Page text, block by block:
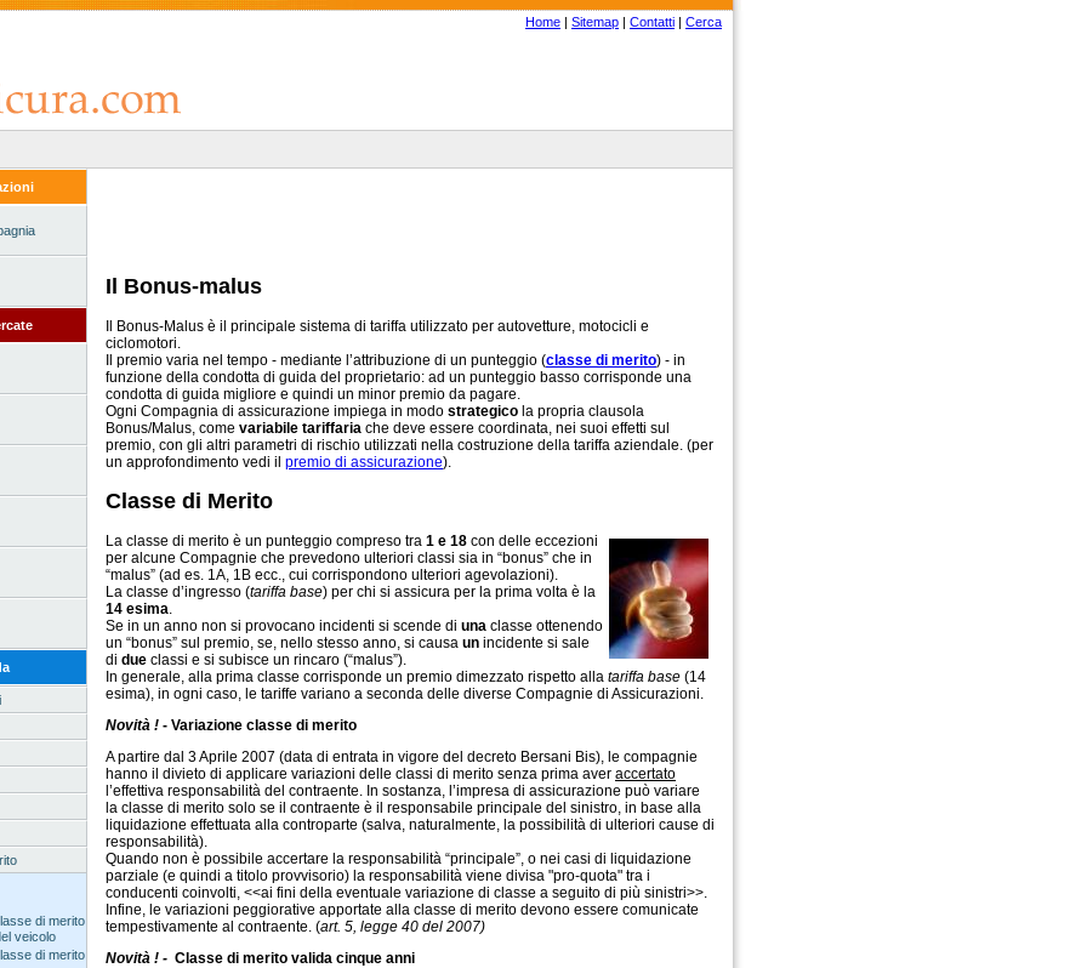
Home | Sitemap | Contatti | Cerca
di merito
veicolo
di merito
Il Bonus-malus
Il Bonus-Malus è il principale sistema di tariffa utilizzato per autovetture, motocicli e
ciclomotori.
Il premio varia nel tempo - mediante l’attribuzione di un punteggio (classe di merito) - in
funzione della condotta di guida del proprietario: ad un punteggio basso corrisponde una
condotta di guida migliore e quindi un minor premio da pagare.
Ogni Compagnia di assicurazione impiega in modo strategico la propria clausola
Bonus/Malus, come variabile tariffaria che deve essere coordinata, nei suoi effetti sul
premio, con gli altri parametri di rischio utilizzati nella costruzione della tariffa aziendale. (per
un approfondimento vedi il premio di assicurazione).
Classe di Merito
La classe di merito è un punteggio compreso tra 1 e 18 con delle eccezioni
per alcune Compagnie che prevedono ulteriori classi sia in “bonus” che in
“malus” (ad es. 1A, 1B ecc., cui corrispondono ulteriori agevolazioni).
La classe d’ingresso (tariffa base) per chi si assicura per la prima volta è la
14 esima.
Se in un anno non si provocano incidenti si scende di una classe ottenendo
un “bonus” sul premio, se, nello stesso anno, si causa un incidente si sale
di due classi e si subisce un rincaro (“malus”).
In generale, alla prima classe corrisponde un premio dimezzato rispetto alla tariffa base (14
esima), in ogni caso, le tariffe variano a seconda delle diverse Compagnie di Assicurazioni.
Novità ! - Variazione classe di merito
A partire dal 3 Aprile 2007 (data di entrata in vigore del decreto Bersani Bis), le compagnie
hanno il divieto di applicare variazioni delle classi di merito senza prima aver accertato
l’effettiva responsabilità del contraente. In sostanza, l’impresa di assicurazione può variare
la classe di merito solo se il contraente è il responsabile principale del sinistro, in base alla
liquidazione effettuata alla controparte (salva, naturalmente, la possibilità di ulteriori cause di
responsabilità).
Quando non è possibile accertare la responsabilità “principale”, o nei casi di liquidazione
parziale (e quindi a titolo provvisorio) la responsabilità viene divisa "pro-quota" tra i
conducenti coinvolti, <<ai fini della eventuale variazione di classe a seguito di più sinistri>>.
Infine, le variazioni peggiorative apportate alla classe di merito devono essere comunicate
tempestivamente al contraente. (art. 5, legge 40 del 2007)
Novità ! - Classe di merito valida cinque anni